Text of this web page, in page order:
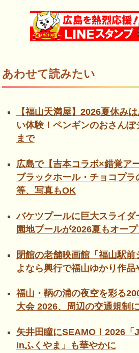
あわせて読みたい
【福山天満屋】2026夏休み
い体験！ペンギンのおさんぽ
まで
広島で【吉本コラボ×錯覚ア
ブラックホール・チョコプラ
等、写真もOK
バケツプールに巨大スライダ
園地プールが2026夏もオー
閉館の老舗映画館「福山駅前
よなら興行で福山ゆかり作品
福山・鞆の浦の夜空を彩る
大会 2026、周辺の交通規制
矢井田瞳にSEAMO！2026「
inふくやま」も華やかに